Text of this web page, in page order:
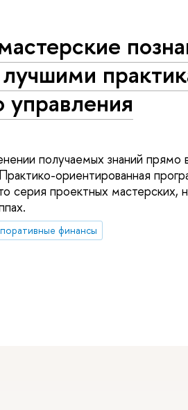
управления
получаемых знаний прямо
ориентированная
серия проектных мастерских,
финансы